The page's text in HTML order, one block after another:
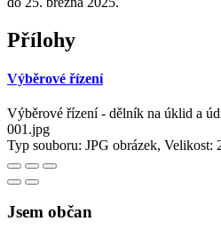
Přílohy
Výběrové řízení
Výběrové řízení - dělník na úklid a
001.jpg
Typ souboru: JPG obrázek, Velikost:
Jsem občan